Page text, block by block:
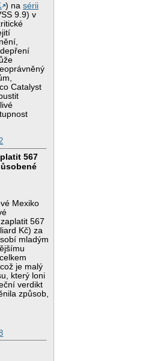
) nasérii
9.9) v
Catalyst
567
Mexiko
567
Kč) za
mladým
je malý
který loni
verdikt
způsob,